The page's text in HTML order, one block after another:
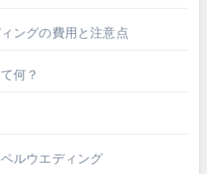
ングの費用と注意点
何？
ルウエディング